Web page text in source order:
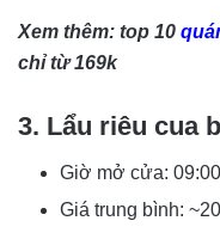
Xem thêm: top 10
chỉ từ 169k
3. Lẩu riêu cua
Giờ mở cửa:
Giá trung bình: